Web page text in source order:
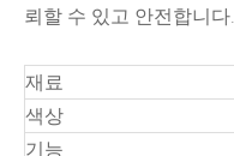
뢰할 수 있고 안전합니다.
재료
색상
기능